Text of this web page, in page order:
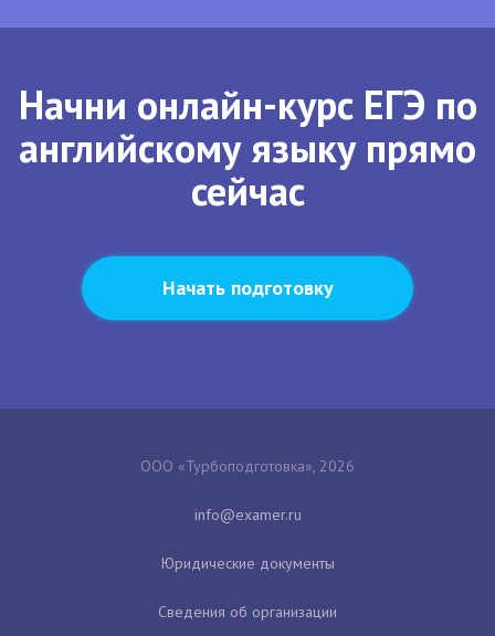
Начни онлайн-курс ЕГЭ по
английскому языку прямо
сейчас
Начать подготовку
ООО «Турбоподготовка», 2026
Юридические документы
Сведения об организации